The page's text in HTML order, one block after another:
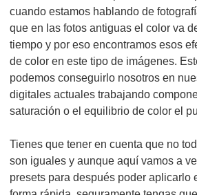
cuando estamos hablando de
que en las fotos antiguas el color va
tiempo y por eso encontramos esos
de color en este tipo de imágenes.
podemos conseguirlo nosotros en
digitales actuales trabajando
saturación o el equilibrio de color el
Tienes que tener en cuenta que no
son iguales y aunque aquí vamos a
presets para después poder aplicarlo